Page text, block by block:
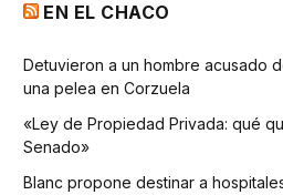
EN EL CHACO
Detuvieron a un hombre acusado
una pelea en Corzuela
«Ley de Propiedad Privada: qué
Senado»
Blanc propone destinar a